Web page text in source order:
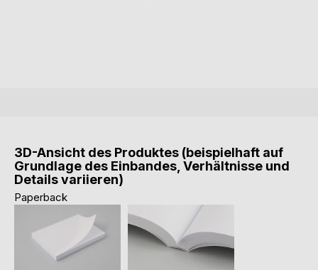
3D-Ansicht des Produktes (beispielhaft auf
Grundlage des Einbandes, Verhältnisse und
Details variieren)
Paperback